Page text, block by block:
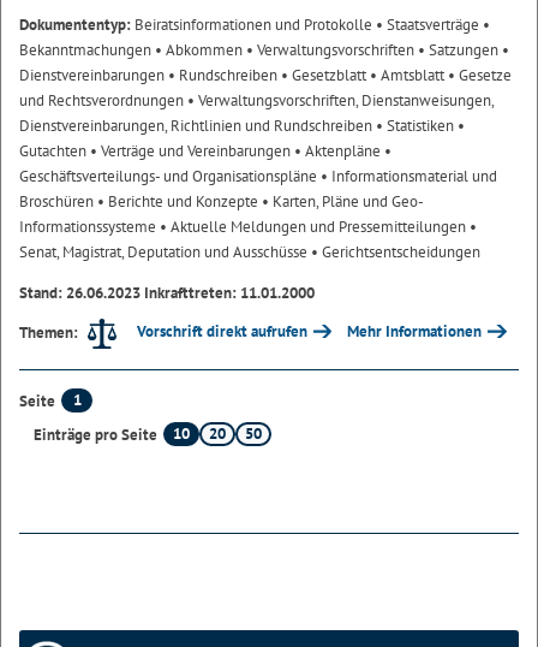
Dokumententyp: Beiratsinformationen und Protokolle • Staatsverträge •
Bekanntmachungen • Abkommen • Verwaltungsvorschriften • Satzungen •
Dienstvereinbarungen • Rundschreiben • Gesetzblatt• Amtsblatt• Gesetze
und Rechtsverordnungen • Verwaltungsvorschriften, Dienstanweisungen,
Dienstvereinbarungen, Richtlinien und Rundschreiben • Statistiken •
Gutachten • Verträge und Vereinbarungen • Aktenpläne •
Geschäftsverteilungs- und Organisationspläne • Informationsmaterial und
Broschüren • Berichte und Konzepte • Karten, Pläne und Geo-
Informationssysteme • Aktuelle Meldungen und Pressemitteilungen •
Senat, Magistrat, Deputation und Ausschüsse • Gerichtsentscheidungen
Stand: 26.06.2023 Inkrafttreten: 11.01.2000
Themen:
Vorschrift direkt aufrufen Mehr Informationen
Seite
1
Einträge pro Seite
10 20 50